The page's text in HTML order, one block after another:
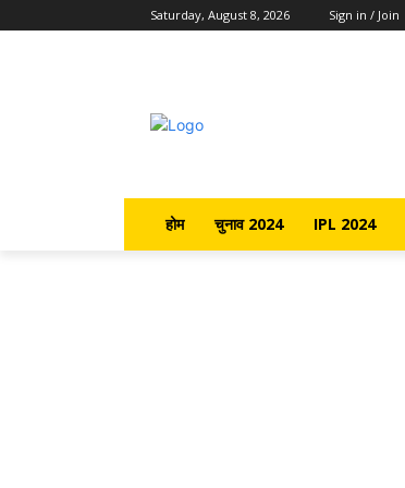
Saturday, August 8, 2026 Sign in / Join
होम चुनाव 2024 IPL 2024